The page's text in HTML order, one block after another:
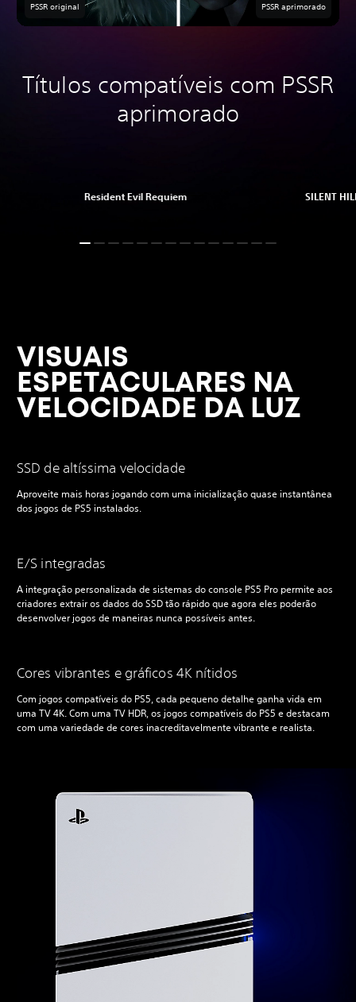
PSSR original PSSR aprimorado
Títulos compatíveis com PSSR
aprimorado
Resident Evil Requiem SILENT
VISUAIS
ESPETACULARES NA
VELOCIDADE DA LUZ
SSD de altíssima velocidade
Aproveite mais horas jogando com uma inicialização quase instantânea
dos jogos de PS5 instalados.
E/S integradas
A integração personalizada de sistemas do console PS5 Pro permite aos
criadores extrair os dados do SSD tão rápido que agora eles poderão
desenvolver jogos de maneiras nunca possíveis antes.
Cores vibrantes e gráficos 4K nítidos
Com jogos compatíveis do PS5, cada pequeno detalhe ganha vida em
uma TV 4K. Com uma TV HDR, os jogos compatíveis do PS5 e destacam
com uma variedade de cores inacreditavelmente vibrante e realista.